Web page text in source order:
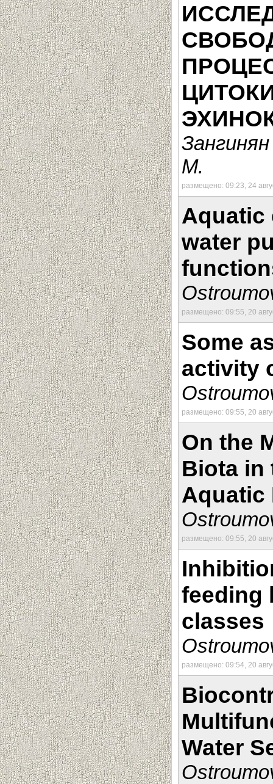
М.
размещено: 09:23, 24
Aquatic
water
размещено: 09:55, 20
Some
activity
размещено: 09:55, 20
On the
Biota in
Aquatic
размещено: 09:55, 20
feeding
classes
размещено: 09:54, 20
Water